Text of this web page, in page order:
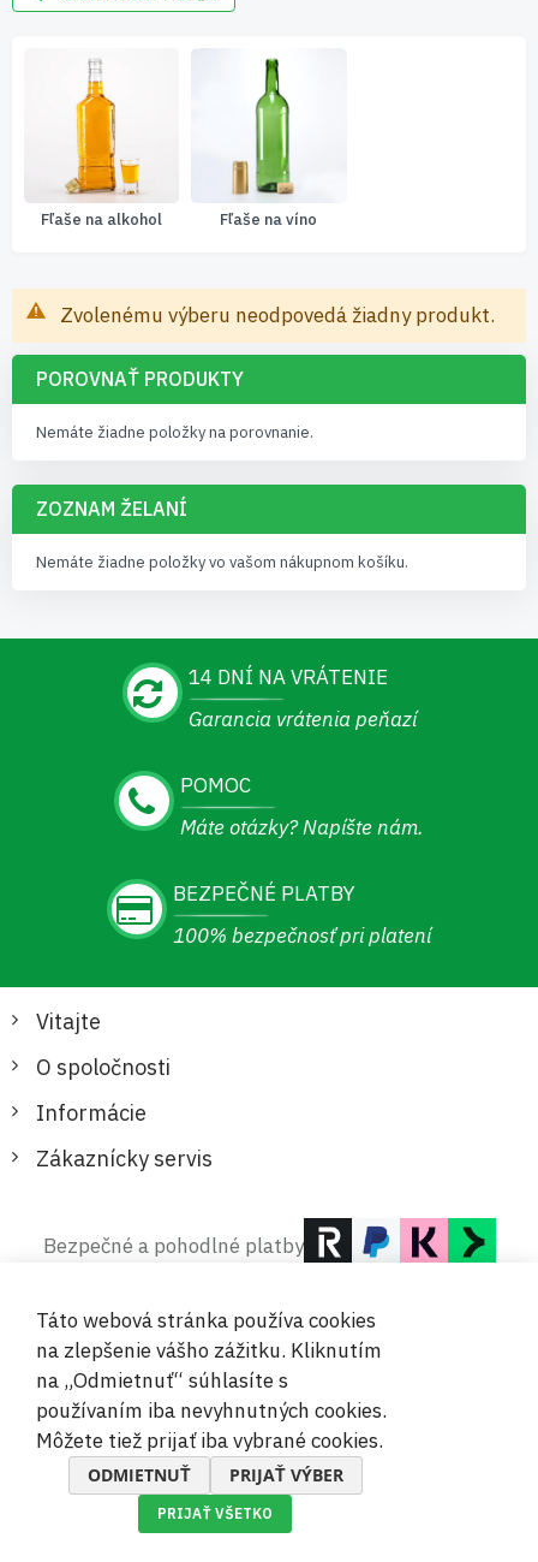
Fľaše na alkohol Fľaše na víno
Zvolenému výberu neodpovedá žiadny produkt.
POROVNAŤ PRODUKTY
Nemáte žiadne položky na porovnanie.
ZOZNAM ŽELANÍ
Nemáte žiadne položky vo vašom nákupnom košíku.
14 DNÍ NA VRÁTENIE
Garancia vrátenia peňazí
POMOC
Máte otázky? Napíšte nám.
BEZPEČNÉ PLATBY
100% bezpečnosť pri platení
Vitajte
O spoločnosti
Informácie
Zákaznícky servis
Bezpečné a pohodlné platby
© 2019-2026 Megamix s.r.o.
Táto webová stránka používa cookies
na zlepšenie vášho zážitku. Kliknutím
na „Odmietnuť“ súhlasíte s
používaním iba nevyhnutných cookies.
Môžete tiež prijať iba vybrané cookies.
ODMIETNUŤ PRIJAŤ VÝBER
PRIJAŤ VŠETKO